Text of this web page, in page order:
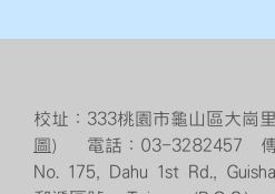
校址：333桃園市龜山區大崗
圖） 電話：03-3282457 傳
No. 175, Dahu 1st Rd.,